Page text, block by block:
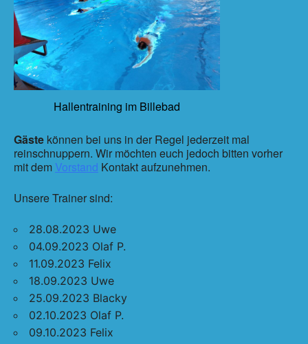
Hallentraining im Billebad
Gäste können bei uns in der Regel jederzeit mal
reinschnuppern. Wir möchten euch jedoch bitten vorher
mit dem Vorstand Kontakt aufzunehmen.
Unsere Trainer sind:
28.08.2023 Uwe
04.09.2023 Olaf P.
11.09.2023 Felix
18.09.2023 Uwe
25.09.2023 Blacky
02.10.2023 Olaf P.
09.10.2023 Felix